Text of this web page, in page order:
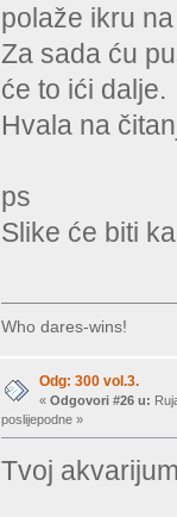
polaže ikru
Za sada ću
će to ići dalje.
Hvala na
ps
Slike će biti
Who dares-wins!
Odg: 300 vol.3.
« Odgovori #26 u:
poslijepodne »
Tvoj